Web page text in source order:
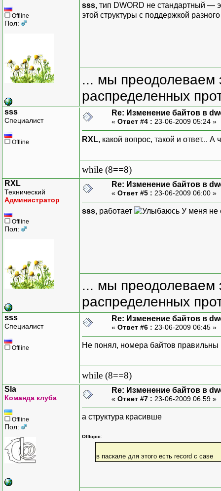
Offline
Пол:
sss, тип DWORD не стандартный —
этой структуры с поддержкой
... мы преодолеваем
распределенных
sss
Специалист
Offline
Re: Изменение байтов в
« Ответ #4 : 23-06-2009 05:24 »
RXL, какой вопрос, такой и ответ... А
while (8==8)
RXL
Технический
Администратор
Offline
Пол:
Re: Изменение байтов в
« Ответ #5 : 23-06-2009 06:00 »
sss, работает У меня не
... мы преодолеваем
распределенных
sss
Специалист
Offline
Re: Изменение байтов в
« Ответ #6 : 23-06-2009 06:45 »
Не понял, номера байтов правильны
while (8==8)
Sla
Команда клуба
Offline
Пол:
Re: Изменение байтов в
« Ответ #7 : 23-06-2009 06:59 »
а структура красивше
Offtopic:
в паскале для этого есть record с case